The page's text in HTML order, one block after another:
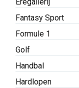
Fantasy Sport
Formule 1
Golf
Handbal
Hardlopen